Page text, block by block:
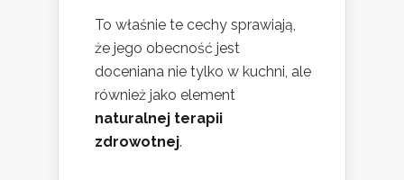
To właśnie te cechy sprawiają,
że jego obecność jest
doceniana nie tylko w kuchni, ale
również jako element
naturalnej terapii
zdrowotnej.